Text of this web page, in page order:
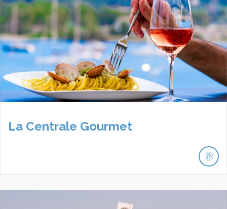
La Centrale Gourmet